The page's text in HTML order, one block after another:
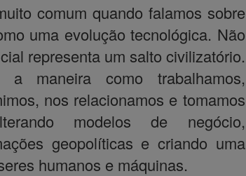
comum quando falamos sobre
uma evolução tecnológica. Não
representa um salto civilizatório.
maneira como trabalhamos,
nos relacionamos e tomamos
modelos de negócio,
geopolíticas e criando uma
humanos e máquinas.